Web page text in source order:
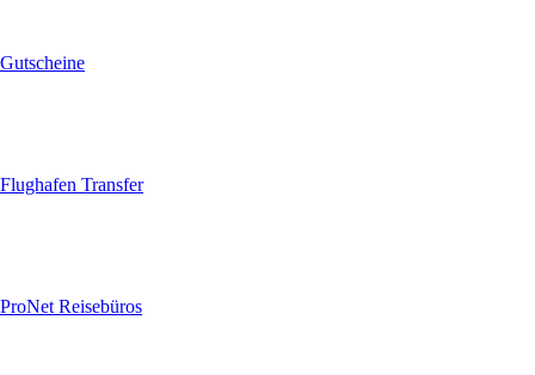
Gutscheine
Flughafen Transfer
ProNet Reisebüros